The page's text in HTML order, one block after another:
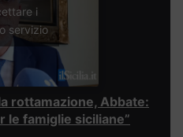
i
servizio
rottamazione, Abbate:
le famiglie siciliane”